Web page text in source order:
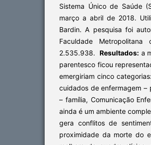
Sistema Único de Saúde
março a abril de 2018.
Bardin. A pesquisa foi
Faculdade
2.535.938. Resultados: a
parentesco ficou
emergiriam cinco
cuidados de enfermagem –
– família, Comunicação
ainda é um ambiente
gera conflitos de
proximidade da morte do